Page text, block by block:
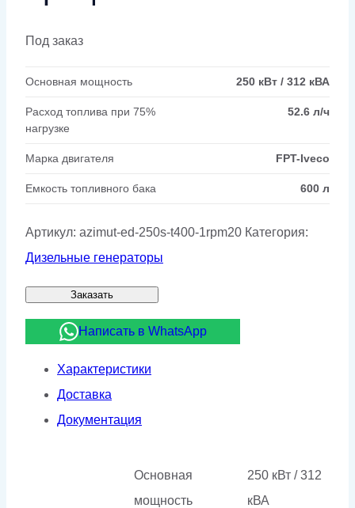
Под заказ
Основная мощность 250 кВт / 312 кВА
Расход топлива при 75%
нагрузке
52.6 л/ч
Марка двигателя FPT-Iveco
Емкость топливного бака 600 л
Артикул: azimut-ed-250s-t400-1rpm20 Категория:
Дизельные генераторы
Заказать
Написать в WhatsApp
Характеристики
Доставка
Документация
Основная
мощность
250 кВт / 312
кВА